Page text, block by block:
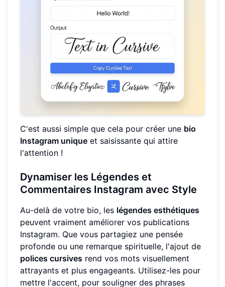
C'est aussi simple que cela pour créer une bio
Instagram unique et saisissante qui attire
l'attention !
Dynamiser les Légendes et
Commentaires Instagram avec Style
Au-delà de votre bio, les légendes esthétiques
peuvent vraiment améliorer vos publications
Instagram. Que vous partagiez une pensée
profonde ou une remarque spirituelle, l'ajout de
polices cursives rend vos mots visuellement
attrayants et plus engageants. Utilisez-les pour
mettre l'accent, pour souligner des phrases